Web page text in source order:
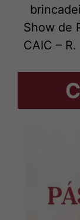
Show de
CAIC –